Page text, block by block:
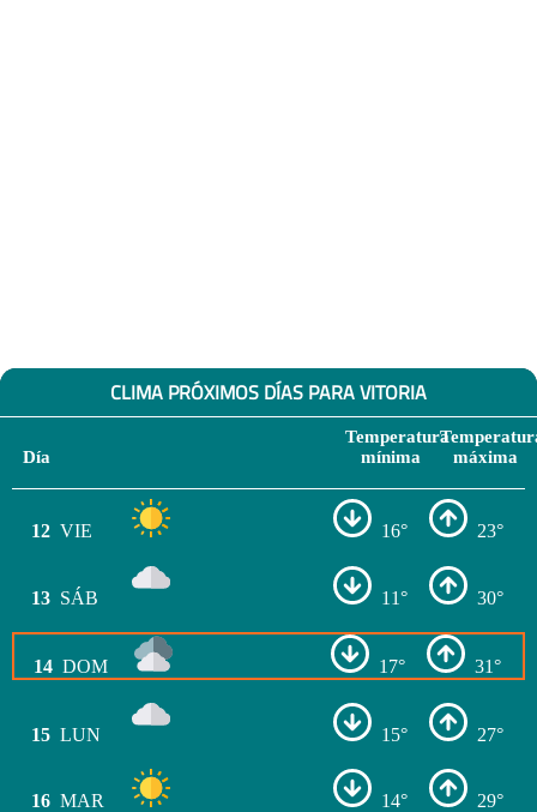
CLIMA PRÓXIMOS DÍAS PARA VITORIA
Día
Temperatura
mínima
máxima
12 VIE 16° 23°
13 SÁB 11° 30°
14 DOM 17° 31°
15 LUN 15° 27°
16 MAR 14° 29°